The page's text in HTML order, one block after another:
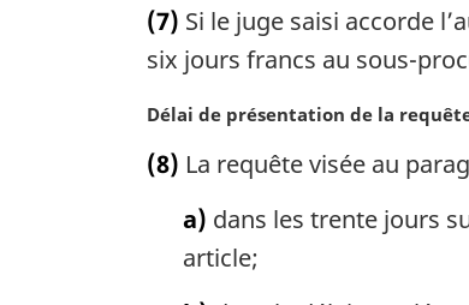
e
g
i
a
e
t
e
a
g
(7) Si le juge saisi accorde
six jours francs au sous-
N
t
Délai de présentation de la
(8) La requête visée au
a) dans les trente jours
article;